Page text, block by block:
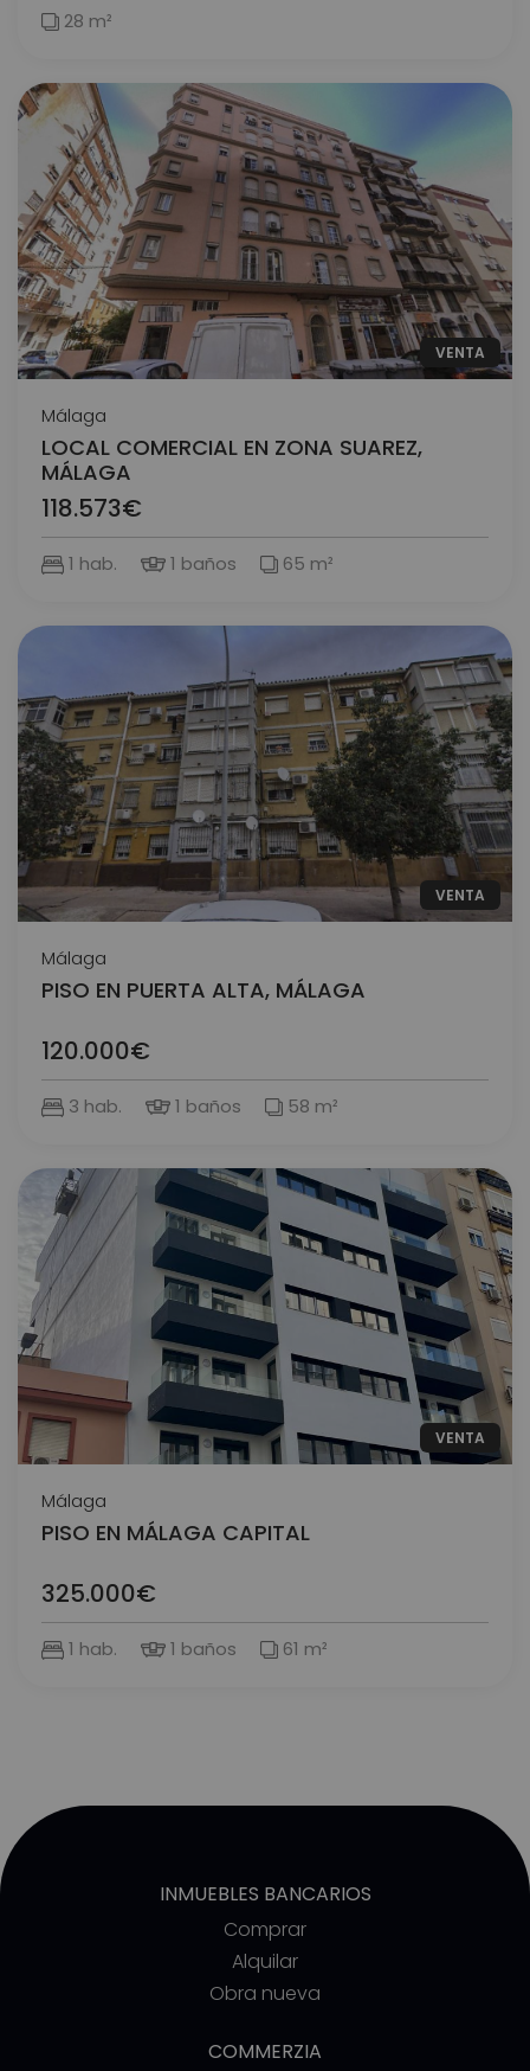
28 m²
VENTA
Málaga
LOCAL COMERCIAL EN ZONA SUAREZ,
MÁLAGA
118.573€
1 hab. 1 baños 65 m²
VENTA
Málaga
PISO EN PUERTA ALTA, MÁLAGA
120.000€
3 hab. 1 baños 58 m²
VENTA
Málaga
PISO EN MÁLAGA CAPITAL
325.000€
1 hab. 1 baños 61 m²
INMUEBLES BANCARIOS
Comprar
Alquilar
Obra nueva
COMMERZIA